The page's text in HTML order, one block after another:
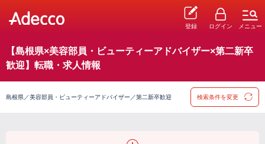
登録 ログイン メニュー
【島根県×美容部員・ビューティーアドバイザー×第二新卒
歓迎】転職・求人情報
島根県／美容部員・ビューティーアドバイザー／第二新卒歓迎 検索条件を変更